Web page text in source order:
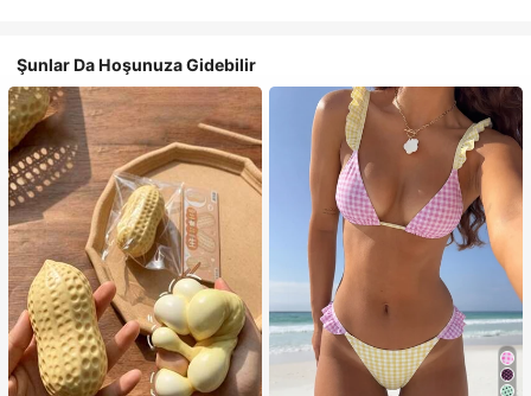
Şunlar Da Hoşunuza Gidebilir